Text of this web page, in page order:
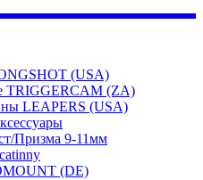
(USA)
TRIGGERCAM (ZA)
LEAPERS (USA)
Призма 9-11мм
(DE)